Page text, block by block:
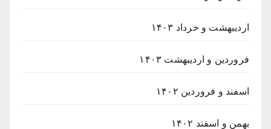
اردیبهشت و خرداد ۱۴۰۳
فروردین و اردیبهشت ۱۴۰۳
اسفند و فروردین ۱۴۰۲
بهمن و اسفند ۱۴۰۲